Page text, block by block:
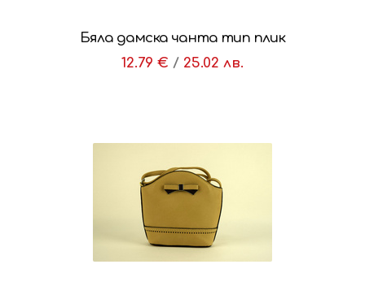
Бяла дамска чанта тип плик
12.79 € / 25.02 лв.